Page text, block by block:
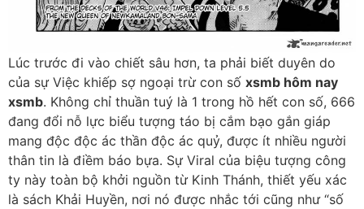
Lúc trước đi vào chiết sâu hơn, ta phải biết duyên do
của sự Việc khiếp sợ ngoại trừ con số xsmb hôm nay
xsmb. Không chỉ thuần tuý là 1 trong hồ hết con số, 666
đang đổi nỗ lực biểu tượng táo bị cắm bạo gắn giáp
mang độc độc ác thần độc ác quỷ, được ít nhiều người
thân tin là điềm báo bựa. Sự Viral của biệu tượng công
ty này toàn bộ khởi nguồn từ Kinh Thánh, thiết yếu xác
là sách Khải Huyền, nơi nó được nhắc tới cũng như “số